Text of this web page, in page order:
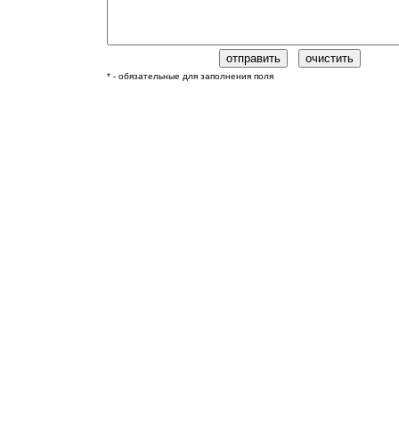
* - обязательные для заполнения поля